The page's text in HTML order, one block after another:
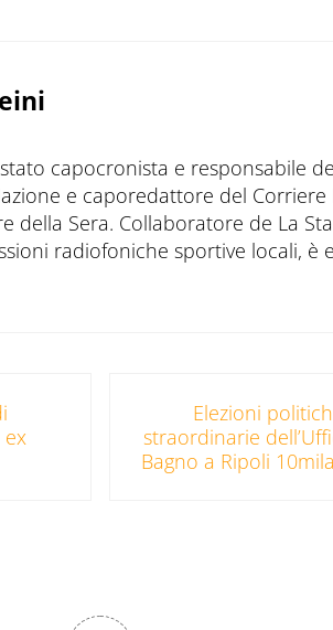
capocronista e responsabile
e caporedattore del Corriere
della Sera. Collaboratore de La
radiofoniche sportive locali, è
ex
Elezioni
straordinarie
Bagno a Ripoli